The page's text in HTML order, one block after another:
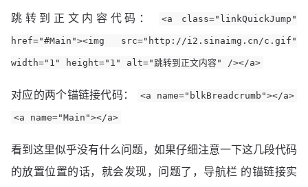
跳转到正文内容代码： <a class="linkQuickJump"
href="#Main"><img src="http://i2.sinaimg.cn/c.gif"
width="1" height="1" alt="跳转到正文内容" /></a>
对应的两个锚链接代码： <a name="blkBreadcrumb"></a>
<a name="Main"></a>
看到这里似乎没有什么问题，如果仔细注意一下这几段代码
的放置位置的话，就会发现，问题了，导航栏 的锚链接实